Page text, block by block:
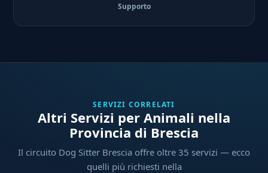
Supporto
SERVIZI CORRELATI
Altri Servizi per Animali nella
Provincia di Brescia
Il circuito Dog Sitter Brescia offre oltre 35 servizi — ecco
quelli più richiesti nella